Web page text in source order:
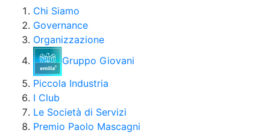
Chi Siamo
Governance
Organizzazione
Gruppo Giovani
Piccola Industria
I Club
Le Società di Servizi
Premio Paolo Mascagni